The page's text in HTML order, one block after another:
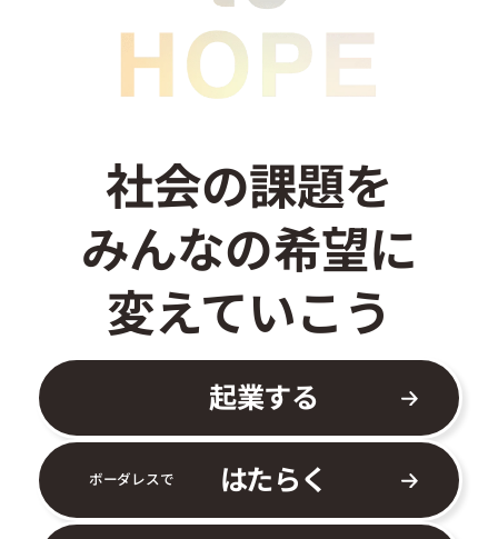
社会の課題を
みんなの希望に
変えていこう
起業する
ボーダレスで はたらく